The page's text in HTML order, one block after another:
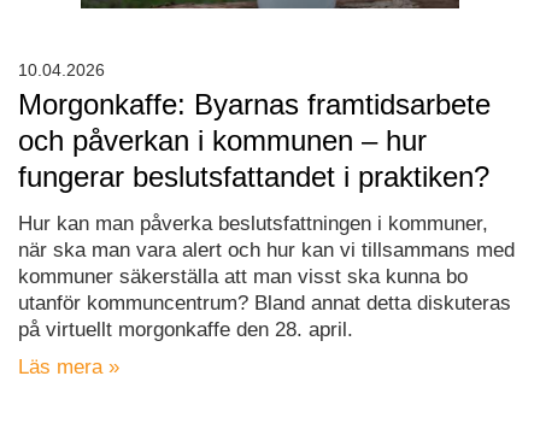
Morgonkaffe: Byarnas framtidsarbete
och påverkan i kommunen – hur
fungerar beslutsfattandet i praktiken?
Hur kan man påverka beslutsfattningen i kommuner,
när ska man vara alert och hur kan vi tillsammans med
kommuner säkerställa att man visst ska kunna bo
utanför kommuncentrum? Bland annat detta diskuteras
på virtuellt morgonkaffe den 28. april.
Läs mera »
10.04.2026